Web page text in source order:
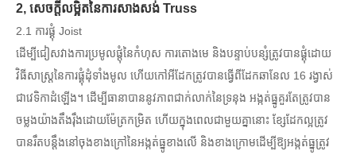
2, សេចក្តីលម្អិតនៃការសាងសង់ Truss
2.1 ការផ្គុំ Joist
ដើម្បីជៀសវាងការប្រមូលផ្តុំនៃកំហុស ការតោងមេ និងបន្ទាប់បន្សំត្រូវបានផ្គុំដោយ
វិធីសាស្រ្តនៃការផ្គុំដុំទាំងមូល ហើយកៅអីដែកត្រូវបានធ្វើពីដែកឆានែល 16 រង្វាស់
ជាវេទិកាដំឡើង។ ដើម្បីធានាបាននូវភាពជាក់លាក់នៃទ្រនុង អង្កត់ធ្នូគួរតែត្រូវបាន
ចម្លងយ៉ាងតឹងរ៉ឹងដោយម៉ែត្រកម្រិត ហើយក្នុងពេលជាមួយគ្នានោះ ខ្សែដែកល្អត្រូវ
បានរឹតបន្តឹងនៅចុងខាងក្រៅនៃអង្កត់ធ្នូខាងលើ និងខាងក្រោមដើម្បីឱ្យអង្កត់ធ្នូត្រូវ